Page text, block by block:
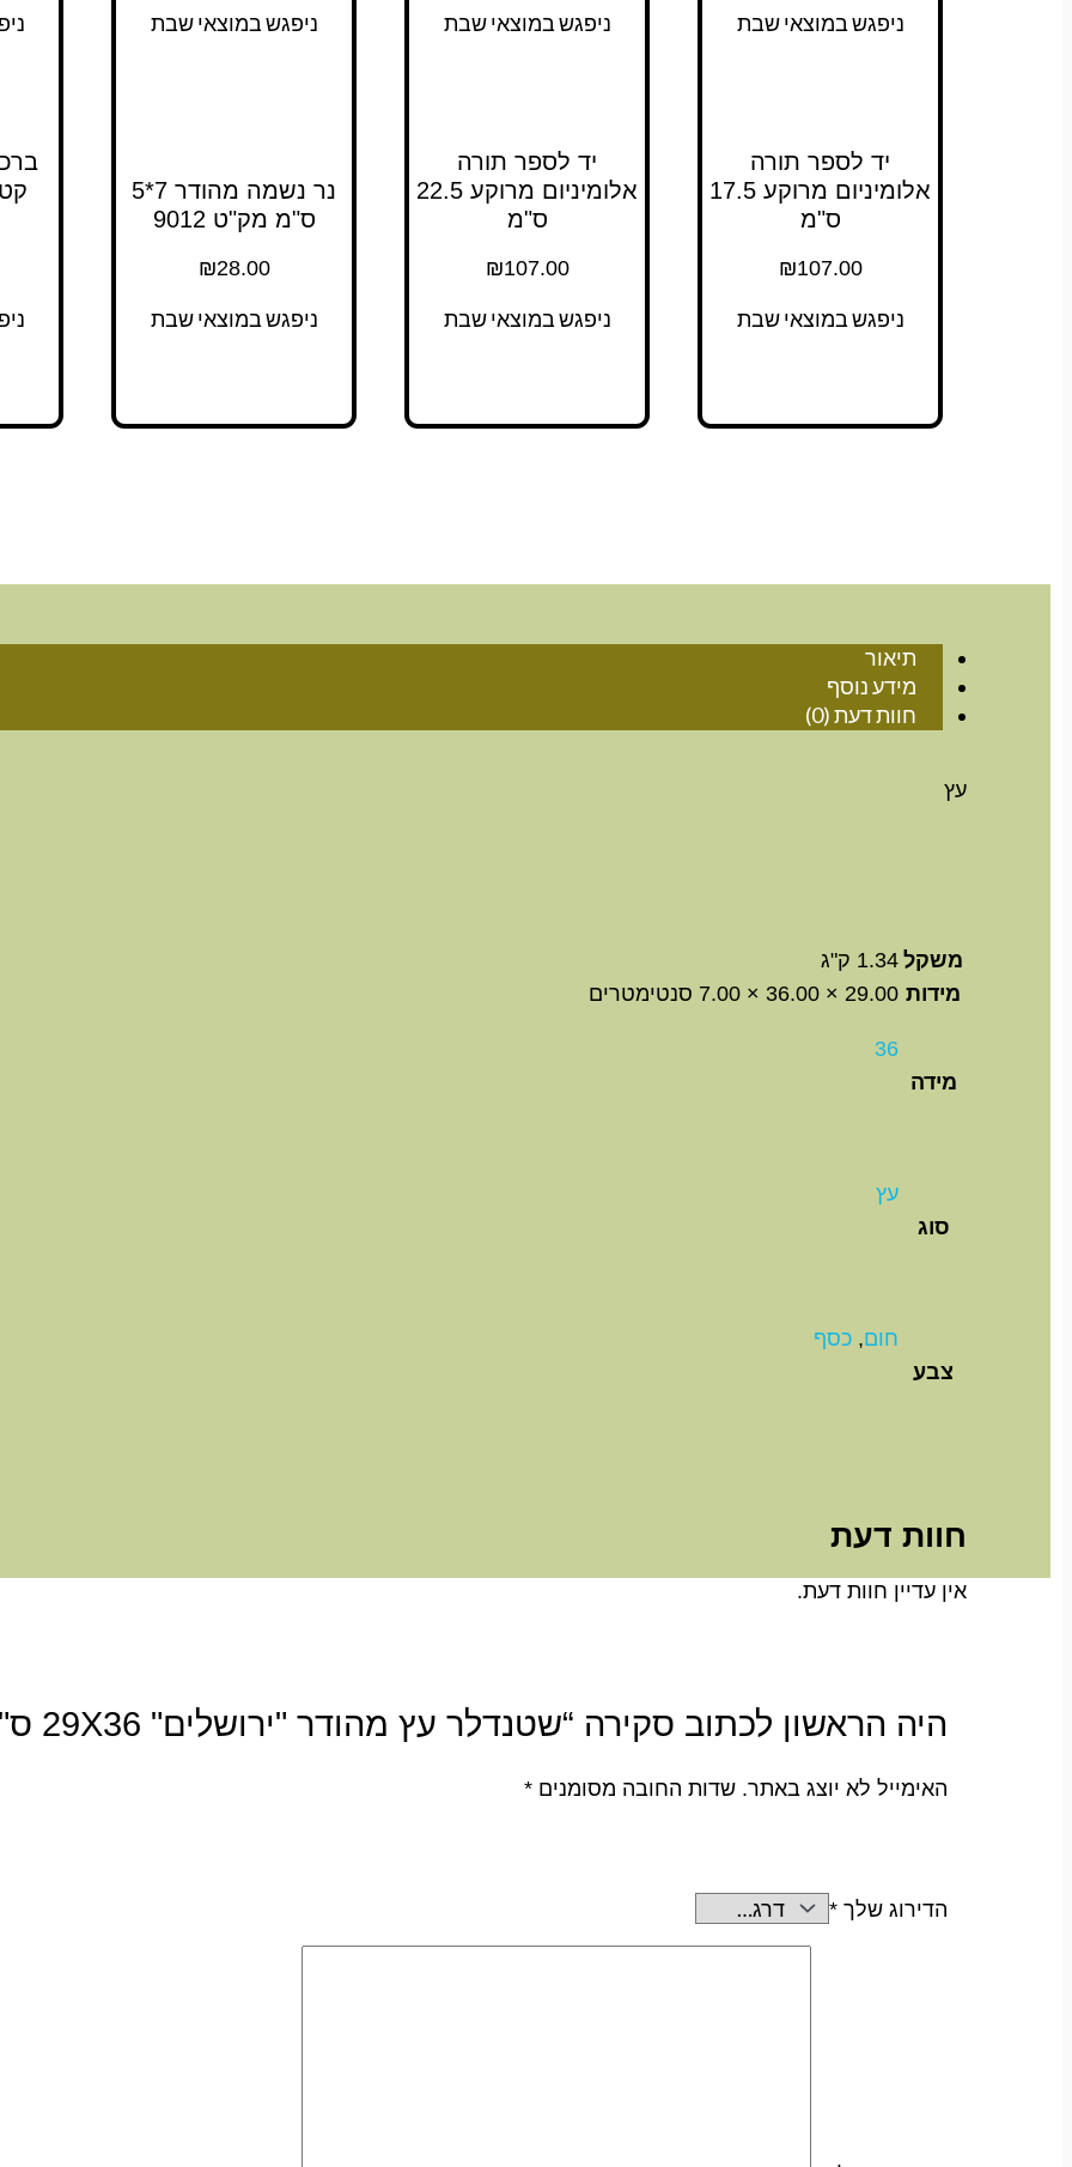
ניפגש במוצאי שבת
יד לספר תורה
אלומיניום מרוקע 17.5
ס"מ
₪107.00
ניפגש במוצאי שבת
ניפגש במוצאי שבת
יד לספר תורה
אלומיניום מרוקע 22.5
ס"מ
₪107.00
ניפגש במוצאי שבת
ניפגש במוצאי שבת
נר נשמה מהודר 7*5
ס"מ מק"ט 9012
₪28.00
ניפגש במוצאי שבת
תיאור
מידע נוסף
חוות דעת (0)
עץ
משקל 1.34 ק"ג
מידות 29.00 × 36.00 × 7.00 סנטימטרים
מידה
36
סוג
עץ
צבע
חום, כסף
חוות דעת
אין עדיין חוות דעת.
היה הראשון לכתוב סקירה “שטנדלר עץ מהודר "ירושלים" 29X36 ס"מ”
האימייל לא יוצג באתר. שדות החובה מסומנים *
הדירוג שלך *